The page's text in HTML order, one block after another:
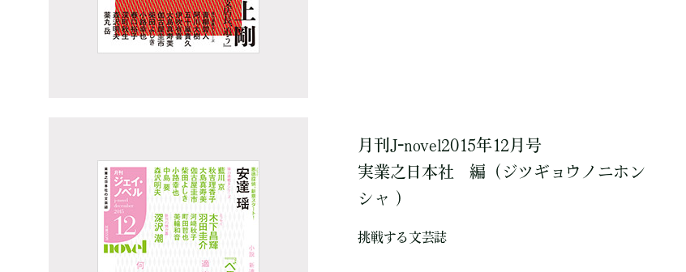
月刊J-novel2015年12月号
実業之日本社
編 （ジツギョウノニホン
シャ ）
挑戦する文芸誌